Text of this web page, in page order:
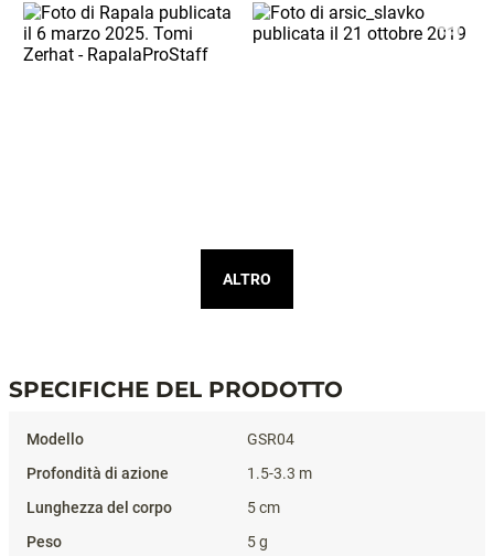
ALTRO
SPECIFICHE DEL PRODOTTO
GSR04
1.5-3.3 m
5 cm
5 g